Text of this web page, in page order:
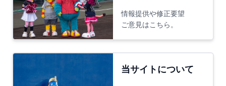
情報提供や修正要望
ご意見はこちら。
当サイトについて